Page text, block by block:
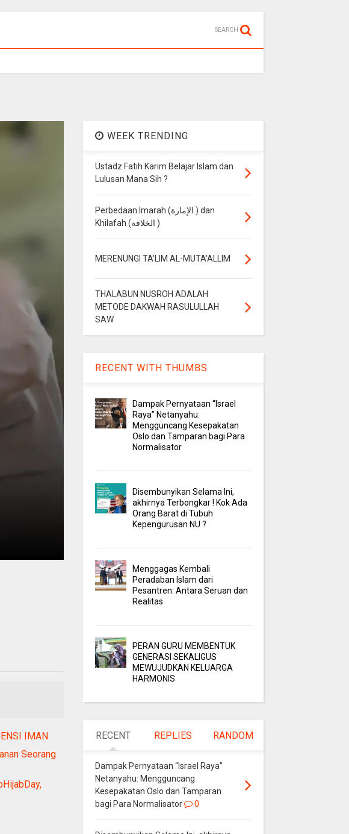
SEARCH
IMAN
Seorang
WEEK TRENDING
Ustadz Fatih Karim Belajar Islam dan
Lulusan Mana Sih ?
Perbedaan Imarah (الإمارة ) dan
Khilafah (الخلافة )
MERENUNGI TA'LIM AL-MUTA'ALLIM
THALABUN NUSROH ADALAH
METODE DAKWAH RASULULLAH
SAW
RECENT WITH THUMBS
Dampak Pernyataan “Israel
Raya” Netanyahu:
Mengguncang Kesepakatan
Oslo dan Tamparan bagi Para
Normalisator
Disembunyikan Selama Ini,
akhirnya Terbongkar ! Kok Ada
Orang Barat di Tubuh
Kepengurusan NU ?
Menggagas Kembali
Peradaban Islam dari
Pesantren: Antara Seruan dan
Realitas
PERAN GURU MEMBENTUK
GENERASI SEKALIGUS
MEWUJUDKAN KELUARGA
HARMONIS
RECENT REPLIES RANDOM
Dampak Pernyataan “Israel Raya”
Netanyahu: Mengguncang
Kesepakatan Oslo dan Tamparan
bagi Para Normalisator
0